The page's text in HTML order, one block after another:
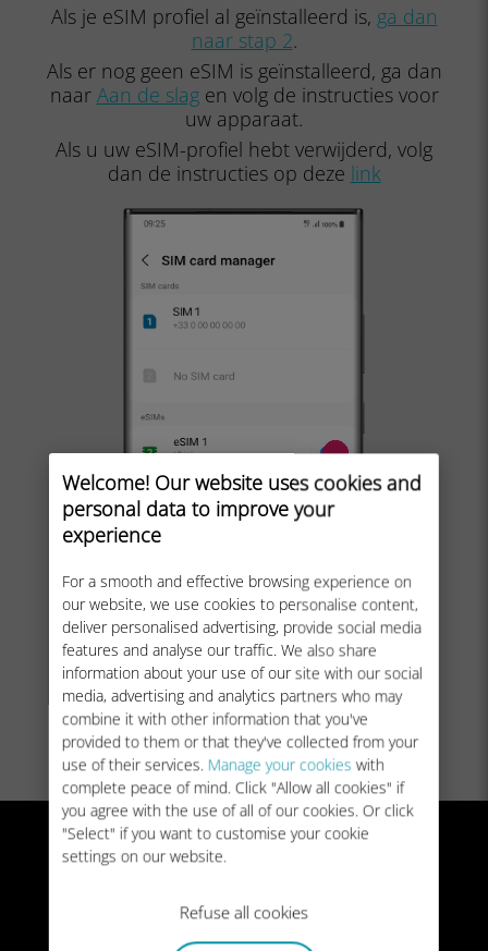
Welcome! Our website uses cookies and
personal data to improve your
experience
For a smooth and effective browsing experience on
our website, we use cookies to personalise content,
deliver personalised advertising, provide social media
features and analyse our traffic. We also share
information about your use of our site with our social
media, advertising and analytics partners who may
combine it with other information that you've
provided to them or that they've collected from your
use of their services. Manage your cookies with
complete peace of mind. Click "Allow all cookies" if
you agree with the use of all of our cookies. Or click
"Select" if you want to customise your cookie
settings on our website.
Refuse all cookies
Als je eSIM profiel al geïnstalleerd is, ga dan
naar stap 2.
Als er nog geen eSIM is geïnstalleerd, ga dan
naar Aan de slagen volg de instructies voor
uw apparaat.
Als u uw eSIM-profiel hebt verwijderd, volg
dan de instructies op deze link